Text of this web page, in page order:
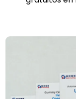
Reparación